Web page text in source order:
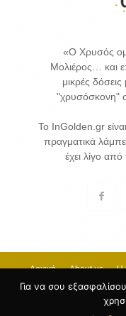
«Ο Χρυσός
Μολιέρος… και
μικρές
"χρυσόσκονη"
Το InGolden.gr
πραγματικά
έχει λίγο
Αρχική About us H
© 2017 INGOLDEN.GR -
Για να σου